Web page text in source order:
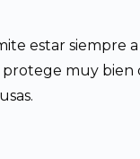
estar siempre
muy bien